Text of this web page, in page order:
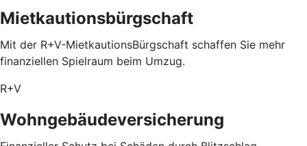
Mietkautionsbürgschaft
Mit der R+V-MietkautionsBürgschaft schaffen Sie mehr
finanziellen Spielraum beim Umzug.
R+V
Wohngebäudeversicherung